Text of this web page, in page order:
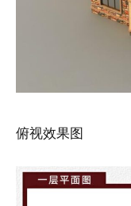
俯视效果图